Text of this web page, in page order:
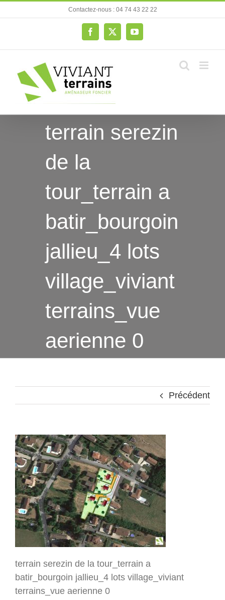
au
Contactez-nous : 04 74 43 22 22
Facebook
X YouTube
terrain serezin
de la
tour_terrain a
batir_bourgoin
jallieu_4 lots
village_viviant
terrains_vue
aerienne 0
Précédent
terrain serezin de la tour_terrain a
batir_bourgoin jallieu_4 lots village_viviant
terrains_vue aerienne 0